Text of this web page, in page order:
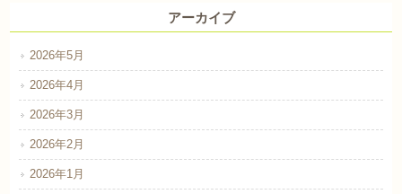
アーカイブ
2026年5月
2026年4月
2026年3月
2026年2月
2026年1月